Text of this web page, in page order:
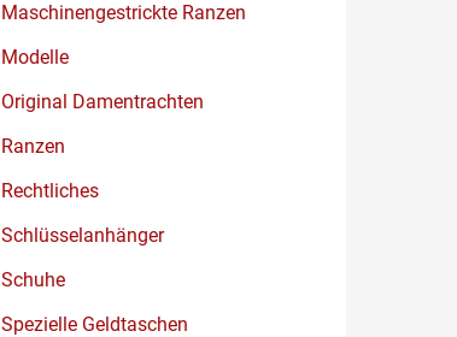
Maschinengestrickte Ranzen
Modelle
Original Damentrachten
Ranzen
Rechtliches
Schlüsselanhänger
Schuhe
Spezielle Geldtaschen